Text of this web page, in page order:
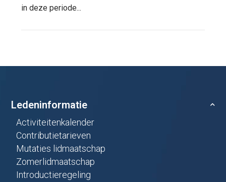
in deze periode...
Ledeninformatie
Activiteitenkalender
Contributietarieven
Mutaties lidmaatschap
Zomerlidmaatschap
Introductieregeling